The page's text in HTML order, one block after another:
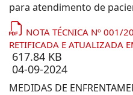
para atendimento de
NOTA TÉCNICA Nº 001/
RETIFICADA E ATUALIZADA
617.84 KB
04-09-2024
MEDIDAS DE